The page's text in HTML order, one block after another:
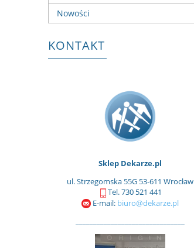
Nowości
KONTAKT
Sklep Dekarze.pl
ul. Strzegomska 55G 53-611 Wrocław
Tel. 730 521 441
E-mail: biuro@dekarze.pl